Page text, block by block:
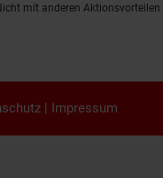
mit anderen Aktionsvorteilen
| Impressum